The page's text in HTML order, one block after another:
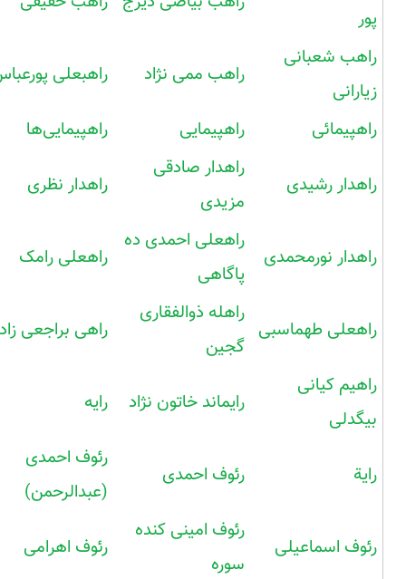
پور
راهب شعبانی
زیارانی
راهب ممی نژاد راهبعلی
راهپیمائی راهپیمایی راهپیمایی‌ها
راهدار رشیدی
راهدار صادقی
مزیدی
راهدار نظری
راهدار نورمحمدی
راهعلی احمدی ده
پاگاهی
راهعلی رامک
راهعلی طهماسبی
راهله ذوالفقاری
گجین
راهی براجعی
راهیم کیانی
بیگدلی
رایماند خاتون نژاد رایه
رایة رئوف احمدی
رئوف احمدی
(عبدالرحمن)
رئوف اسماعیلی
رئوف امینی کنده
سوره
رئوف اهرامی